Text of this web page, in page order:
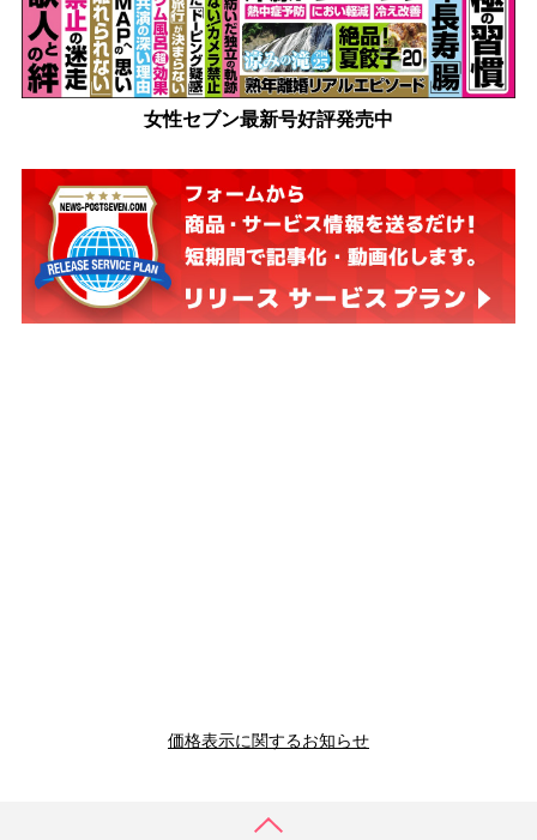
女性セブン最新号好評発売中
価格表示に関するお知らせ